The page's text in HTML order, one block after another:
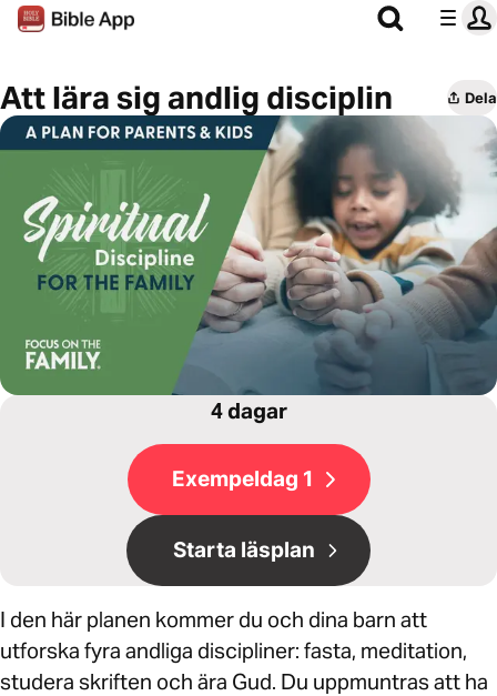
Att lära sig andlig disciplin Dela
4 dagar
Exempeldag 1
Starta läsplan
I den här planen kommer du och dina barn att
utforska fyra andliga discipliner: fasta, meditation,
studera skriften och ära Gud. Du uppmuntras att ha